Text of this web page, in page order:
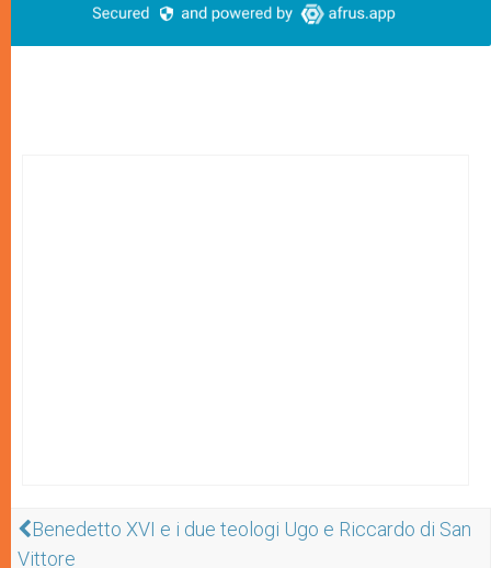
Benedetto XVI e i due teologi Ugo e Riccardo di San
Vittore